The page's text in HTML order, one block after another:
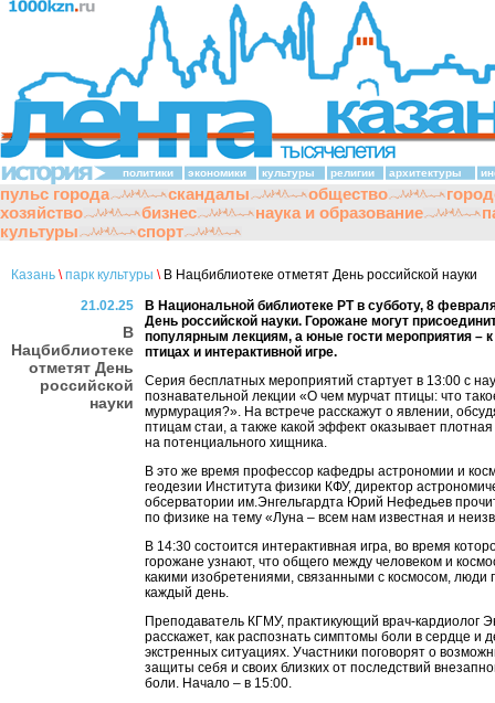
политики экономики культуры религии архитектуры
пульс города скандалы общество
хозяйство
бизнес наука и образование
культуры
спорт
Казань \ парк культуры \В Нацбиблиотеке отметят День российской науки
21.02.25
В
Нацбиблиотеке
отметят День
российской
науки
В Национальной библиотеке РТ в субботу, 8
День российской науки. Горожане могут
популярным лекциям, а юные гости мероприятия – к
птицах и интерактивной игре.
Серия бесплатных мероприятий стартует в 13:00 с
познавательной лекции «О чем мурчат птицы: что
мурмурация?». На встрече расскажут о явлении,
птицам стаи, а также какой эффект оказывает плотная
на потенциального хищника.
В это же время профессор кафедры астрономии и
геодезии Института физики КФУ, директор
обсерватории им.Энгельгардта Юрий Нефедьев
по физике на тему «Луна – всем нам известная и
В 14:30 состоится интерактивная игра, во время
горожане узнают, что общего между человеком и
какими изобретениями, связанными с космосом, люди
каждый день.
Преподаватель КГМУ, практикующий врач-кардиолог
расскажет, как распознать симптомы боли в сердце и
экстренных ситуациях. Участники поговорят о
защиты себя и своих близких от последствий
боли. Начало – в 15:00.